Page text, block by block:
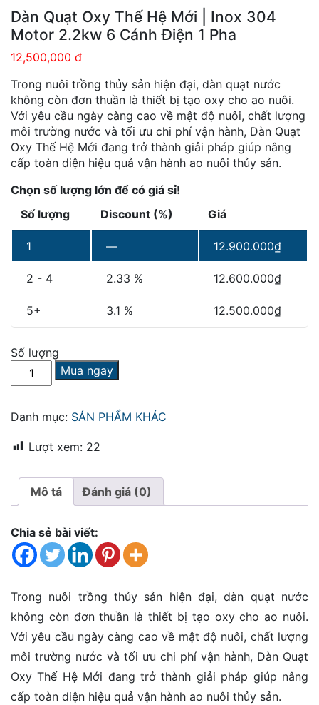
Dàn Quạt Oxy Thế Hệ Mới | Inox 304
Motor 2.2kw 6 Cánh Điện 1 Pha
12,500,000 đ
Trong nuôi trồng thủy sản hiện đại, dàn quạt nước
không còn đơn thuần là thiết bị tạo oxy cho ao nuôi.
Với yêu cầu ngày càng cao về mật độ nuôi, chất lượng
môi trường nước và tối ưu chi phí vận hành, Dàn Quạt
Oxy Thế Hệ Mới đang trở thành giải pháp giúp nâng
cấp toàn diện hiệu quả vận hành ao nuôi thủy sản.
Chọn số lượng lớn để có giá sỉ!
Số lượng
Discount (%) Giá
1 — 12.900.000₫
2 - 4 2.33 % 12.600.000₫
5+ 3.1 % 12.500.000₫
Số lượng
Dàn
Quạt
Thế
Mới
Inox
Motor
2.2kw
6
Cánh
Điện
Pha
số
lượng
Mua ngay
Danh mục: SẢN PHẨM KHÁC
Lượt xem: 22
Mô tả Đánh giá (0)
Chia sẻ bài viết:
Trong nuôi trồng thủy sản hiện đại, dàn quạt nước
không còn đơn thuần là thiết bị tạo oxy cho ao nuôi.
Với yêu cầu ngày càng cao về mật độ nuôi, chất lượng
môi trường nước và tối ưu chi phí vận hành, Dàn Quạt
Oxy Thế Hệ Mới đang trở thành giải pháp giúp nâng
cấp toàn diện hiệu quả vận hành ao nuôi thủy sản.